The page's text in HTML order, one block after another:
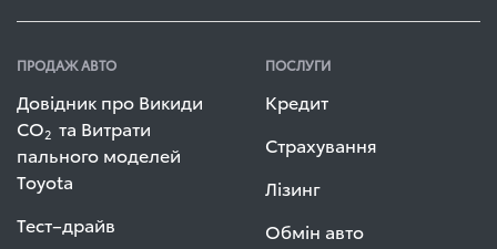
ПРОДАЖ АВТО
Довідник про Викиди
СО2 та Витрати
пального моделей
Toyota
Тест–драйв
ПОСЛУГИ
Кредит
Страхування
Лізинг
Обмін авто